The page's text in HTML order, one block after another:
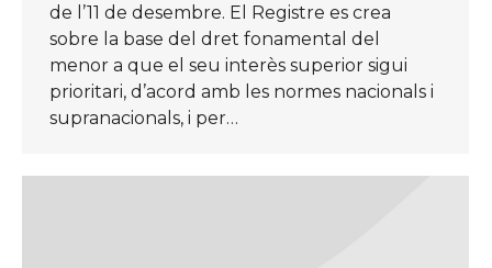
de l’11 de desembre. El Registre es crea
sobre la base del dret fonamental del
menor a que el seu interès superior sigui
prioritari, d’acord amb les normes nacionals i
supranacionals, i per…